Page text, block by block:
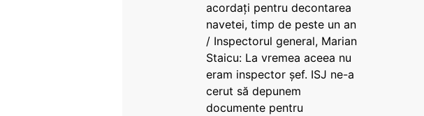
acordați pentru decontarea
navetei, timp de peste un an
/ Inspectorul general, Marian
Staicu: La vremea aceea nu
eram inspector șef. ISJ ne-a
cerut să depunem
documente pentru